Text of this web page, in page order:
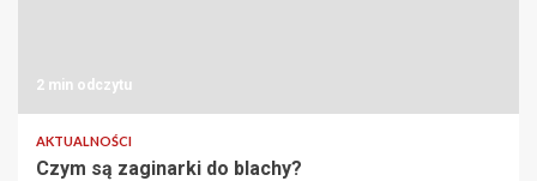
2 min odczytu
AKTUALNOŚCI
Czym są zaginarki do blachy?